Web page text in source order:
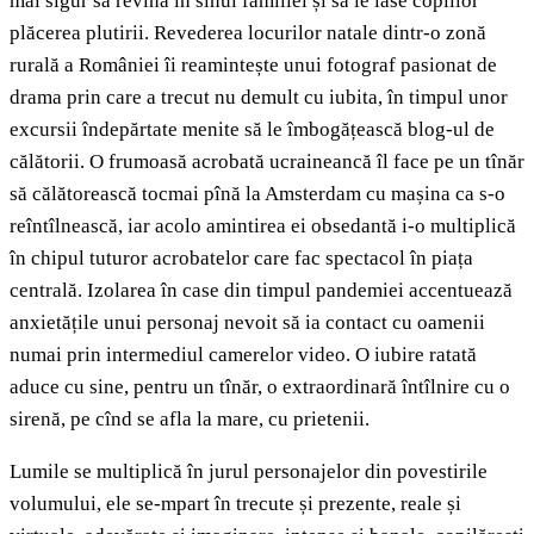
plăcerea plutirii. Revederea locurilor natale dintr-o zonă
rurală a României îi reamintește unui fotograf pasionat de
drama prin care a trecut nu demult cu iubita, în timpul unor
excursii îndepărtate menite să le îmbogățească blog-ul de
călătorii. O frumoasă acrobată ucraineancă îl face pe un tînăr
să călătorească tocmai pînă la Amsterdam cu mașina ca s-o
reîntîlnească, iar acolo amintirea ei obsedantă i-o multiplică
în chipul tuturor acrobatelor care fac spectacol în piața
centrală. Izolarea în case din timpul pandemiei accentuează
anxietățile unui personaj nevoit să ia contact cu oamenii
numai prin intermediul camerelor video. O iubire ratată
aduce cu sine, pentru un tînăr, o extraordinară întîlnire cu o
sirenă, pe cînd se afla la mare, cu prietenii.
Lumile se multiplică în jurul personajelor din povestirile
volumului, ele se-mpart în trecute și prezente, reale și